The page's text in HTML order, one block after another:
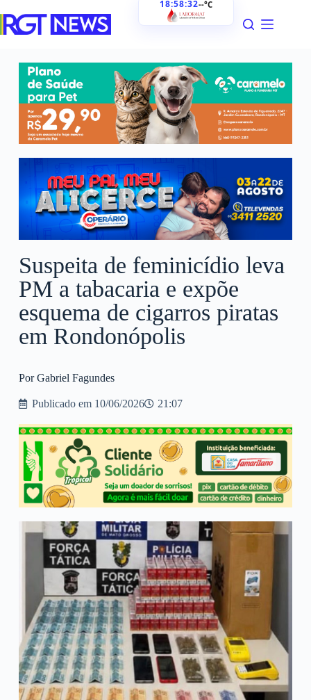
18:58:33--°C
Suspeita de feminicídio leva
PM a tabacaria e expõe
esquema de cigarros piratas
em Rondonópolis
Por Gabriel Fagundes
Publicado em 10/06/2026 21:07